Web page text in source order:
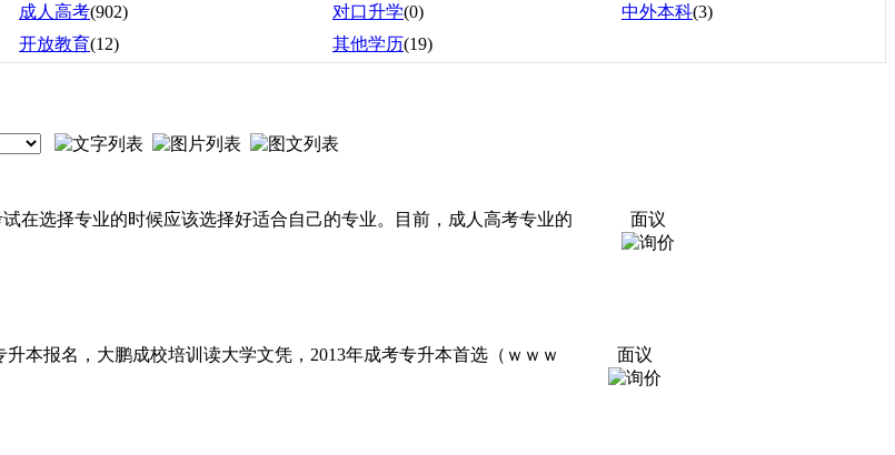
成人高考(902) 对口升学(0) 中外本科(3)
开放教育(12) 其他学历(19)
在选择专业的时候应该选择好适合自己的专业。目前，成人高考专业的
面议
本报名，大鹏成校培训读大学文凭，2013年成考专升本首选（ｗｗｗ
面议